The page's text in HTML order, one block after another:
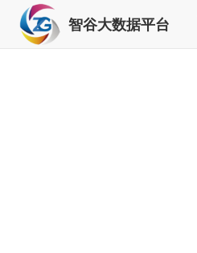
智谷大数据平台